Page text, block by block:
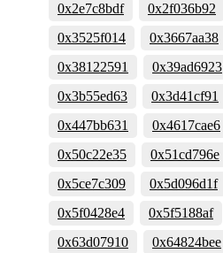
0x2e7c8bdf 0x2f036b92
0x3525f014
0x3667aa38
0x38122591
0x39ad6923
0x3b55ed63
0x3d41cf91
0x447bb631
0x4617cae6
0x50c22e35
0x51cd796e
0x5ce7c309
0x5d096d1f
0x5f0428e4
0x5f5188af
0x63d07910
0x64824bee